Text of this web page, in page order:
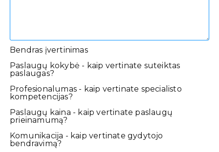
Bendras įvertinimas
Paslaugų kokybė - kaip vertinate suteiktas
paslaugas?
Profesionalumas - kaip vertinate specialisto
kompetencijas?
Paslaugų kaina - kaip vertinate paslaugų
prieinamumą?
Komunikacija - kaip vertinate gydytojo
bendravimą?